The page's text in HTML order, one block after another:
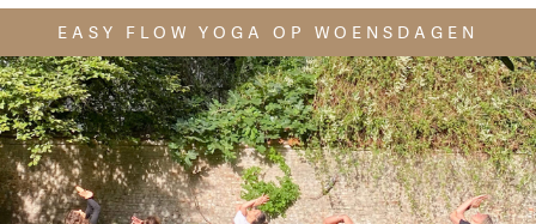
EASY FLOW YOGA OP WOENSDAGEN